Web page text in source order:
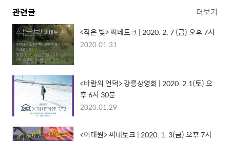
관련글 더보기
<작은 빛> 씨네토크 | 2020. 2. 7 (금) 오후 7시
2020.01.31
<바람의 언덕> 강릉상영회 | 2020. 2.1(토) 오
후 6시 30분
2020.01.29
<이태원> 씨네토크 | 2020. 1. 3(금) 오후 7시